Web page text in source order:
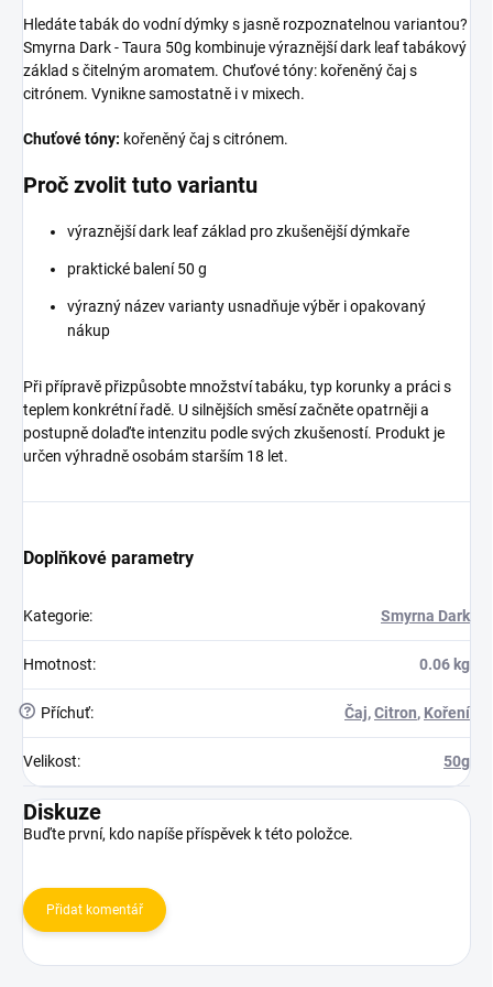
Hledáte tabák do vodní dýmky s jasně rozpoznatelnou variantou?
Smyrna Dark - Taura 50g kombinuje výraznější dark leaf tabákový
základ s čitelným aromatem. Chuťové tóny: kořeněný čaj s
citrónem. Vynikne samostatně i v mixech.
Chuťové tóny: kořeněný čaj s citrónem.
Proč zvolit tuto variantu
výraznější dark leaf základ pro zkušenější dýmkaře
praktické balení 50 g
výrazný název varianty usnadňuje výběr i opakovaný
nákup
Při přípravě přizpůsobte množství tabáku, typ korunky a práci s
teplem konkrétní řadě. U silnějších směsí začněte opatrněji a
postupně dolaďte intenzitu podle svých zkušeností. Produkt je
určen výhradně osobám starším 18 let.
Doplňkové parametry
Kategorie: Smyrna Dark
Hmotnost: 0.06 kg
? Příchuť: Čaj,Citron, Koření
Velikost: 50g
Diskuze
Buďte první, kdo napíše příspěvek k této položce.
Přidat komentář